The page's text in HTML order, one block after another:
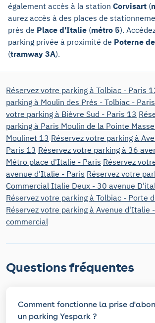
également accès à la station Corvisart (
aurez accès à des places de
près de Place d'Italie (métro 5).
parking privée à proximité de Poterne
(tramway 3A).
Réservez votre parking à Tolbiac - Paris
parking à Moulin des Prés - Tolbiac -
votre parking à Bièvre Sud - Paris 13
parking à Paris Moulin de la Pointe
Moulinet 13 Réservez votre parking à
Paris 13 Réservez votre parking à 36
Métro place d'Italie - Paris Réservez
avenue d'Italie - Paris Réservez votre
Commercial Italie Deux - 30 avenue
Réservez votre parking à Tolbiac - Porte
Réservez votre parking à Avenue d'Italie
commercial
Questions fréquentes
Comment fonctionne la prise
un parking Yespark ?